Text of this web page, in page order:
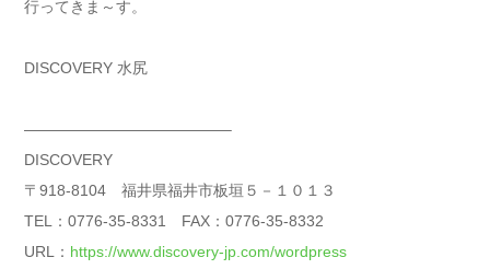
行ってきま～す。
DISCOVERY 水尻
—————————————–
DISCOVERY
〒918-8104 福井県福井市板垣５－１０１３
TEL：0776-35-8331 FAX：0776-35-8332
URL： https://www.discovery-jp.com/wordpress